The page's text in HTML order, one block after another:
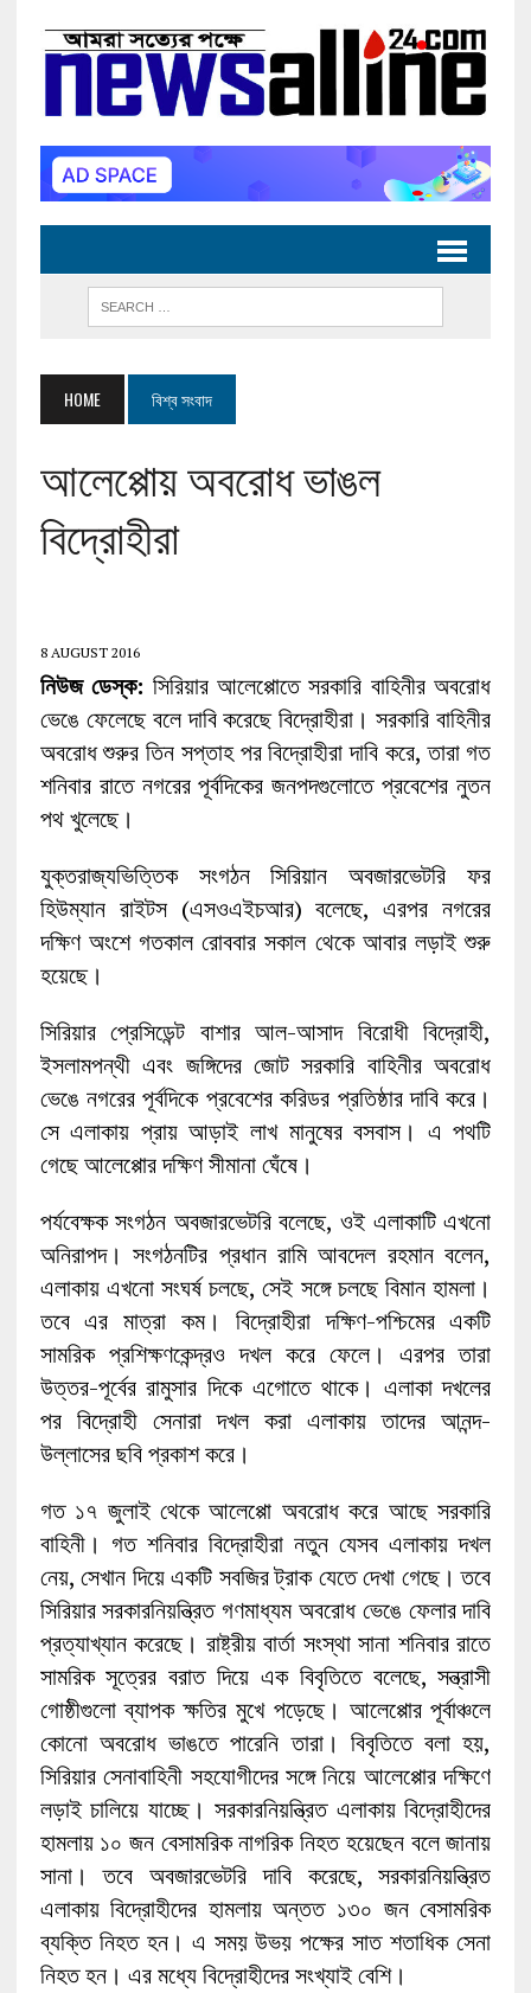
HOME বিশ্ব সংবাদ
আলেপ্পোয় অবরোধ ভাঙল
বিদ্রোহীরা
8 AUGUST 2016
নিউজ ডেস্ক: সিরিয়ার আলেপ্পোতে সরকারি বাহিনীর অবরোধ
ভেঙে ফেলেছে বলে দাবি করেছে বিদ্রোহীরা। সরকারি বাহিনীর
অবরোধ শুরুর তিন সপ্তাহ পর বিদ্রোহীরা দাবি করে, তারা গত
শনিবার রাতে নগরের পূর্বদিকের জনপদগুলোতে প্রবেশের নুতন
পথ খুলেছে।
যুক্তরাজ্যভিত্তিক সংগঠন সিরিয়ান অবজারভেটরি ফর
হিউম্যান রাইটস (এসওএইচআর) বলেছে, এরপর নগরের
দক্ষিণ অংশে গতকাল রোববার সকাল থেকে আবার লড়াই শুরু
হয়েছে।
সিরিয়ার প্রেসিডেন্ট বাশার আল-আসাদ বিরোধী বিদ্রোহী,
ইসলামপন্থী এবং জঙ্গিদের জোট সরকারি বাহিনীর অবরোধ
ভেঙে নগরের পূর্বদিকে প্রবেশের করিডর প্রতিষ্ঠার দাবি করে।
সে এলাকায় প্রায় আড়াই লাখ মানুষের বসবাস। এ পথটি
গেছে আলেপ্পোর দক্ষিণ সীমানা ঘেঁষে।
পর্যবেক্ষক সংগঠন অবজারভেটরি বলেছে, ওই এলাকাটি এখনো
অনিরাপদ। সংগঠনটির প্রধান রামি আবদেল রহমান বলেন,
এলাকায় এখনো সংঘর্ষ চলছে, সেই সঙ্গে চলছে বিমান হামলা।
তবে এর মাত্রা কম। বিদ্রোহীরা দক্ষিণ-পশ্চিমের একটি
সামরিক প্রশিক্ষণকেন্দ্রও দখল করে ফেলে। এরপর তারা
উত্তর-পূর্বের রামুসার দিকে এগোতে থাকে। এলাকা দখলের
পর বিদ্রোহী সেনারা দখল করা এলাকায় তাদের আনন্দ-
উল্লাসের ছবি প্রকাশ করে।
গত ১৭ জুলাই থেকে আলেপ্পো অবরোধ করে আছে সরকারি
বাহিনী। গত শনিবার বিদ্রোহীরা নতুন যেসব এলাকায় দখল
নেয়, সেখান দিয়ে একটি সবজির ট্রাক যেতে দেখা গেছে। তবে
সিরিয়ার সরকারনিয়ন্ত্রিত গণমাধ্যম অবরোধ ভেঙে ফেলার দাবি
প্রত্যাখ্যান করেছে। রাষ্ট্রীয় বার্তা সংস্থা সানা শনিবার রাতে
সামরিক সূত্রের বরাত দিয়ে এক বিবৃতিতে বলেছে, সন্ত্রাসী
গোষ্ঠীগুলো ব্যাপক ক্ষতির মুখে পড়েছে। আলেপ্পোর পূর্বাঞ্চলে
কোনো অবরোধ ভাঙতে পারেনি তারা। বিবৃতিতে বলা হয়,
সিরিয়ার সেনাবাহিনী সহযোগীদের সঙ্গে নিয়ে আলেপ্পোর দক্ষিণে
লড়াই চালিয়ে যাচ্ছে। সরকারনিয়ন্ত্রিত এলাকায় বিদ্রোহীদের
হামলায় ১০ জন বেসামরিক নাগরিক নিহত হয়েছেন বলে জানায়
সানা। তবে অবজারভেটরি দাবি করেছে, সরকারনিয়ন্ত্রিত
এলাকায় বিদ্রোহীদের হামলায় অন্তত ১৩০ জন বেসামরিক
ব্যক্তি নিহত হন। এ সময় উভয় পক্ষের সাত শতাধিক সেনা
নিহত হন। এর মধ্যে বিদ্রোহীদের সংখ্যাই বেশি।